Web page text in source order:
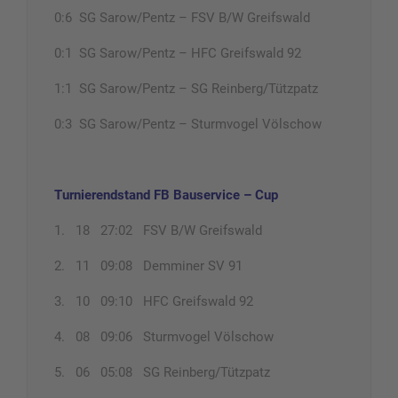
0:6 SG Sarow/Pentz – FSV B/W Greifswald
0:1 SG Sarow/Pentz – HFC Greifswald 92
1:1 SG Sarow/Pentz – SG Reinberg/Tützpatz
0:3 SG Sarow/Pentz – Sturmvogel Völschow
Turnierendstand FB Bauservice – Cup
1. 18 27:02 FSV B/W Greifswald
2. 11 09:08 Demminer SV 91
3. 10 09:10 HFC Greifswald 92
4. 08 09:06 Sturmvogel Völschow
5. 06 05:08 SG Reinberg/Tützpatz